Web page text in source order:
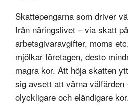
Skattepengarna som driver
från näringslivet – via skatt
arbetsgivaravgifter, moms
mjölkar företagen, desto
magra kor. Att höja skatten
sig avsett att värna
olyckligare och eländigare